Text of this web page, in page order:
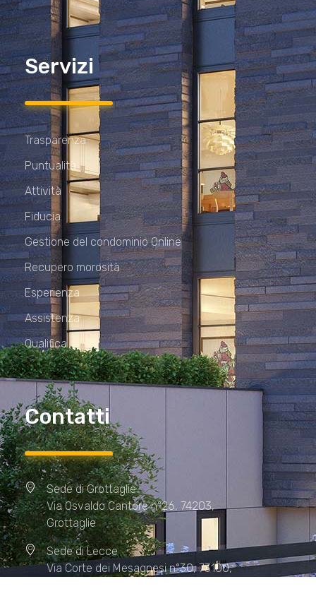
Servizi
Trasparenza
Puntualità
Attività
Fiducia
Gestione del condominio Online
Recupero morosità
Esperienza
Assistenza
Qualifica
Contatti
Sede di Grottaglie
Via Osvaldo Cantore n°26, 74203,
Grottaglie
Sede di Lecce
Via Corte dei Mesagnesi n°30, 73100,